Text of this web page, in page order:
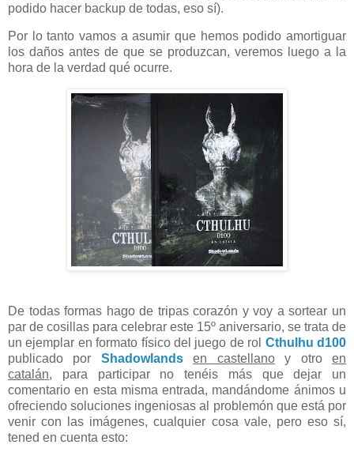
podido hacer backup de todas, eso sí).
Por lo tanto vamos a asumir que hemos podido amortiguar
los daños antes de que se produzcan, veremos luego a la
hora de la verdad qué ocurre.
De todas formas hago de tripas corazón y voy a sortear un
par de cosillas para celebrar este 15º aniversario, se trata de
un ejemplar en formato físico del juego de rol Cthulhu d100
publicado por Shadowlands en castellanoy otroen
catalán, para participar no tenéis más que dejar un
comentario en esta misma entrada, mandándome ánimos u
ofreciendo soluciones ingeniosas al problemón que está por
venir con las imágenes, cualquier cosa vale, pero eso sí,
tened en cuenta esto: